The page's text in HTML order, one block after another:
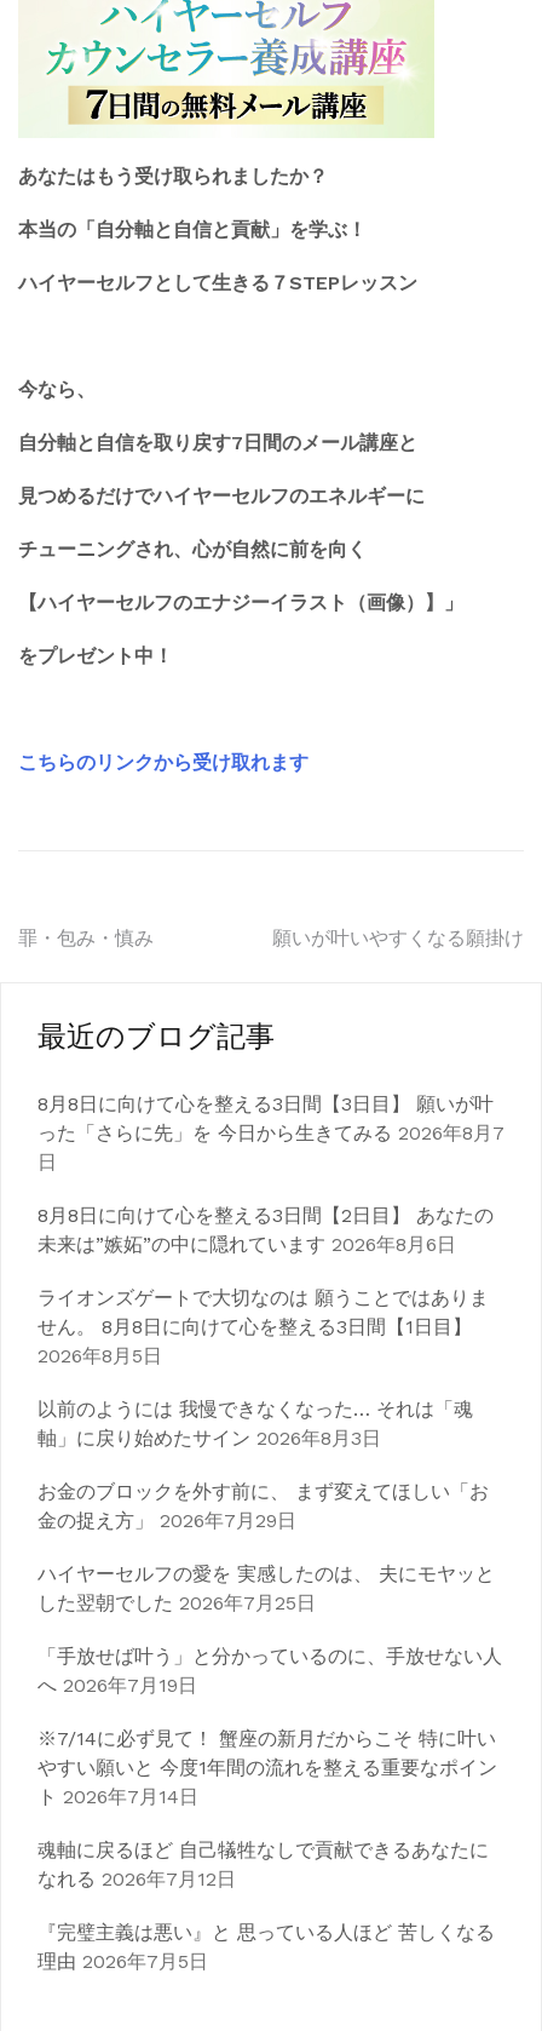
あなたはもう受け取られましたか？
本当の「自分軸と自信と貢献」を学ぶ！
ハイヤーセルフとして生きる７STEPレッスン
今なら、
自分軸と自信を取り戻す7日間のメール講座と
見つめるだけでハイヤーセルフのエネルギーに
チューニングされ、心が自然に前を向く
【ハイヤーセルフのエナジーイラスト（画像）】」
をプレゼント中！
こちらのリンクから受け取れます
投
ナ
ビ
ゲ
ー
シ
ョ
ン
罪・包み・慎み 願いが叶いやすくなる願掛け
最近のブログ記事
8月8日に向けて心を整える3日間【3日目】 願いが叶
った「さらに先」を 今日から生きてみる 2026年8月7
日
8月8日に向けて心を整える3日間【2日目】 あなたの
未来は”嫉妬”の中に隠れています 2026年8月6日
ライオンズゲートで大切なのは 願うことではありま
せん。 8月8日に向けて心を整える3日間【1日目】
2026年8月5日
以前のようには 我慢できなくなった… それは「魂
軸」に戻り始めたサイン 2026年8月3日
お金のブロックを外す前に、 まず変えてほしい「お
金の捉え方」
2026年7月29日
ハイヤーセルフの愛を 実感したのは、 夫にモヤッと
した翌朝でした 2026年7月25日
「手放せば叶う」と分かっているのに、手放せない人
へ 2026年7月19日
※7/14に必ず見て！ 蟹座の新月だからこそ 特に叶い
やすい願いと 今度1年間の流れを整える重要なポイン
ト 2026年7月14日
魂軸に戻るほど 自己犠牲なしで貢献できるあなたに
なれる 2026年7月12日
『完璧主義は悪い』と 思っている人ほど 苦しくなる
理由 2026年7月5日